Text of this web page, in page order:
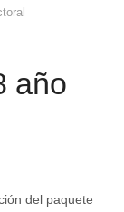
año
del paquete